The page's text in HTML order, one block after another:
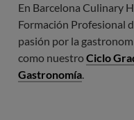
En Barcelona Culinary
Formación Profesional
pasión por la
como nuestroCiclo
Gastronomía.